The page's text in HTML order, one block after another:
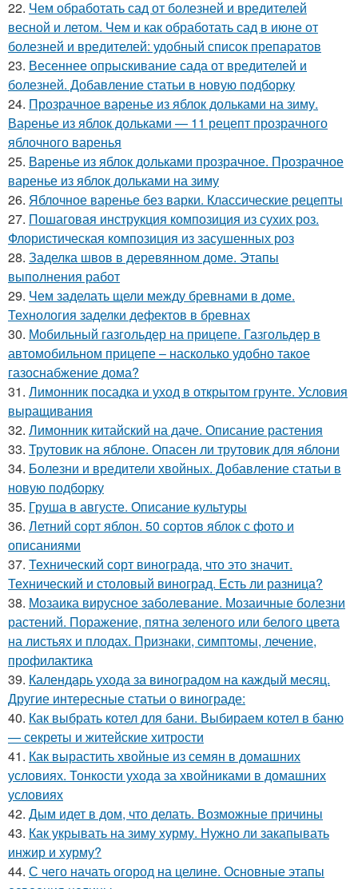
22. Чем обработать сад от болезней и вредителей
весной и летом. Чем и как обработать сад в июне от
болезней и вредителей: удобный список препаратов
23. Весеннее опрыскивание сада от вредителей и
болезней. Добавление статьи в новую подборку
24. Прозрачное варенье из яблок дольками на зиму.
Варенье из яблок дольками — 11 рецепт прозрачного
яблочного варенья
25. Варенье из яблок дольками прозрачное. Прозрачное
варенье из яблок дольками на зиму
26. Яблочное варенье без варки. Классические рецепты
27. Пошаговая инструкция композиция из сухих роз.
Флористическая композиция из засушенных роз
28. Заделка швов в деревянном доме. Этапы
выполнения работ
29. Чем заделать щели между бревнами в доме.
Технология заделки дефектов в бревнах
30. Мобильный газгольдер на прицепе. Газгольдер в
автомобильном прицепе – насколько удобно такое
газоснабжение дома?
31. Лимонник посадка и уход в открытом грунте. Условия
выращивания
32. Лимонник китайский на даче. Описание растения
33. Трутовик на яблоне. Опасен ли трутовик для яблони
34. Болезни и вредители хвойных. Добавление статьи в
новую подборку
35. Груша в августе. Описание культуры
36. Летний сорт яблон. 50 сортов яблок с фото и
описаниями
37. Технический сорт винограда, что это значит.
Технический и столовый виноград. Есть ли разница?
38. Мозаика вирусное заболевание. Мозаичные болезни
растений. Поражение, пятна зеленого или белого цвета
на листьях и плодах. Признаки, симптомы, лечение,
профилактика
39. Календарь ухода за виноградом на каждый месяц.
Другие интересные статьи о винограде:
40. Как выбрать котел для бани. Выбираем котел в баню
— секреты и житейские хитрости
41. Как вырастить хвойные из семян в домашних
условиях. Тонкости ухода за хвойниками в домашних
условиях
42. Дым идет в дом, что делать. Возможные причины
43. Как укрывать на зиму хурму. Нужно ли закапывать
инжир и хурму?
44. С чего начать огород на целине. Основные этапы